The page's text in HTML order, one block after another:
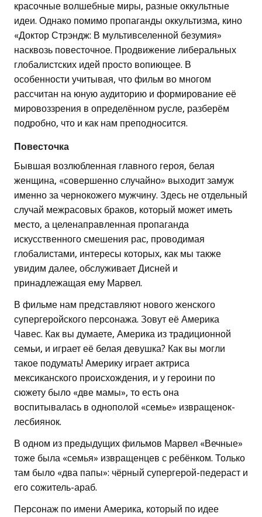
красочные волшебные миры, разные оккультные
идеи. Однако помимо пропаганды оккультизма, кино
«Доктор Стрэндж: В мультивселенной безумия»
насквозь повесточное. Продвижение либеральных
глобалистских идей просто вопиющее. В
особенности учитывая, что фильм во многом
рассчитан на юную аудиторию и формирование её
мировоззрения в определённом русле, разберём
подробно, что и как нам преподносится.
Повесточка
Бывшая возлюбленная главного героя, белая
женщина, «совершенно случайно» выходит замуж
именно за чернокожего мужчину. Здесь не отдельный
случай межрасовых браков, который может иметь
место, а целенаправленная пропаганда
искусственного смешения рас, проводимая
глобалистами, интересы которых, как мы также
увидим далее, обслуживает Дисней и
принадлежащая ему Марвел.
В фильме нам представляют нового женского
супергеройского персонажа. Зовут её Америка
Чавес. Как вы думаете, Америка из традиционной
семьи, и играет её белая девушка? Как вы могли
такое подумать! Америку играет актриса
мексиканского происхождения, и у героини по
сюжету было «две мамы», то есть она
воспитывалась в однополой «семье» извращенок-
лесбиянок.
В одном из предыдущих фильмов Марвел «Вечные»
тоже была «семья» извращенцев с ребёнком. Только
там было «два папы»: чёрный супергерой-педераст и
его сожитель-араб.
Персонаж по имени Америка, который по идее